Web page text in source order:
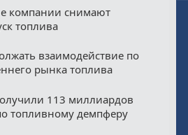
компании снимают
топлива
взаимодействие по
рынка топлива
113 миллиардов
топливному демпферу